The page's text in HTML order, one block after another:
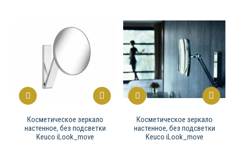
Косметическое зеркало
настенное, без подсветки
Keuco iLook_move
Косметическое зеркало
настенное, без подсветки
Keuco iLook_move